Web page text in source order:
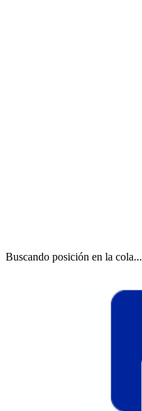
Buscando posición en la cola...